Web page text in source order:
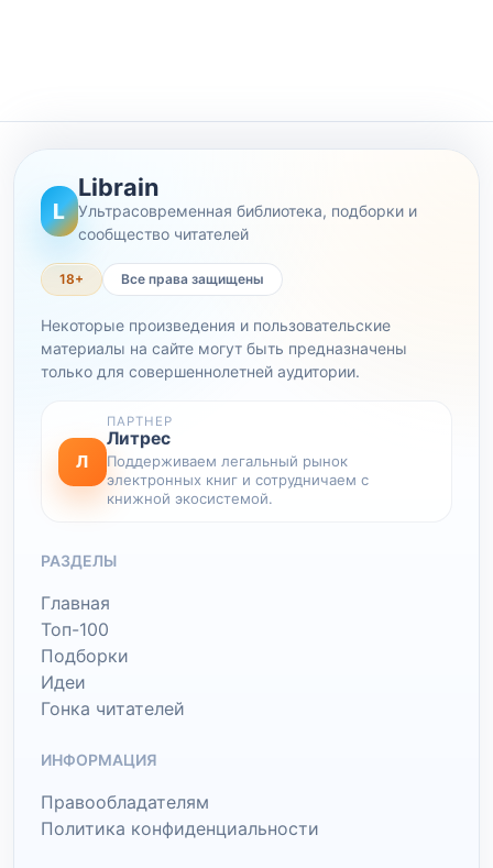
L
Librain
Ультрасовременная библиотека, подборки и
сообщество читателей
18+ Все права защищены
Некоторые произведения и пользовательские
материалы на сайте могут быть предназначены
только для совершеннолетней аудитории.
Л
ПАРТНЕР
Литрес
Поддерживаем легальный рынок
электронных книг и сотрудничаем с
книжной экосистемой.
РАЗДЕЛЫ
Главная
Топ-100
Подборки
Идеи
Гонка читателей
ИНФОРМАЦИЯ
Правообладателям
Политика конфиденциальности